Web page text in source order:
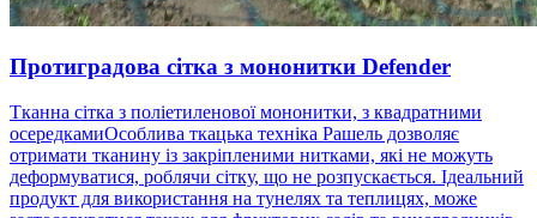
Протиградова сітка з мононитки Defender
Тканна сітка з поліетиленової мононитки, з квадратними
осередкамиОсоблива ткацька техніка Рашель дозволяє
отримати тканину із закріпленими нитками, які не можуть
деформуватися, роблячи сітку, що не розпускається. Ідеальний
продукт для використання на тунелях та теплицях, може